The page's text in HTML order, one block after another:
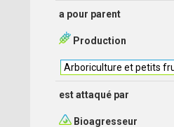
a pour parent
Production
Arboriculture et petits
est attaqué par
Bioagresseur